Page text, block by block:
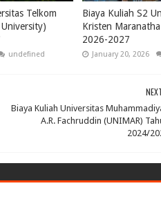
Telkom
undefined
Biaya Kuliah S2
Kristen
2026-2027
January 20, 2026
Biaya Kuliah Universitas
A.R. Fachruddin (UNIMAR)
2024/